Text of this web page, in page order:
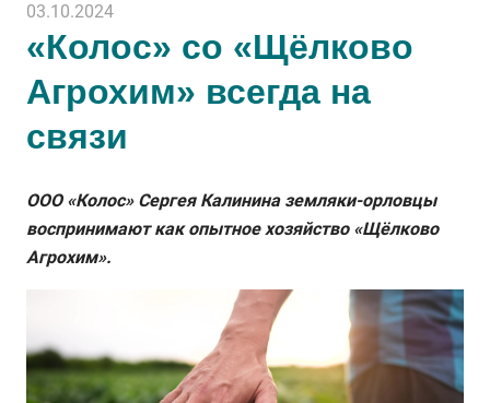
03.10.2024
«Колос» со «Щёлково
Агрохим» всегда на
связи
ООО «Колос» Сергея Калинина земляки-орловцы
воспринимают как опытное хозяйство «Щёлково
Агрохим».